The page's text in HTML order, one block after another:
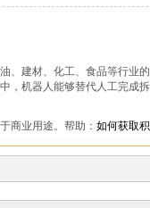
、建材、化工、食品等行业
，机器人能够替代人工完成
商业用途。帮助： 如何获取